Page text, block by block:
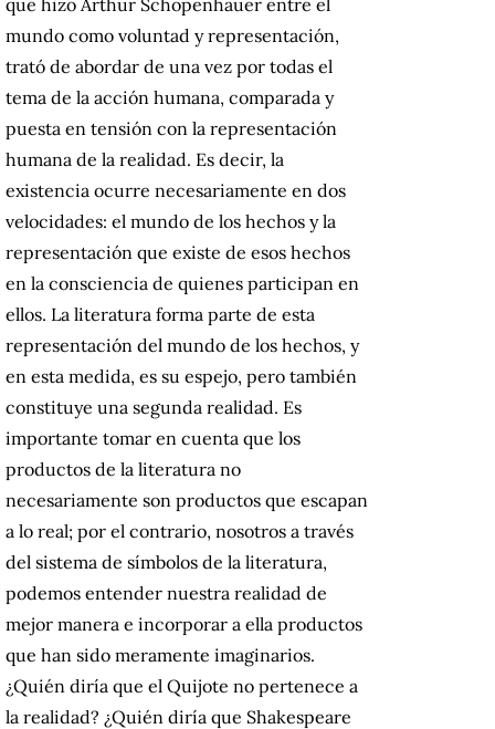
que hizo Arthur Schopenhauer entre el
mundo como voluntad y representación,
trató de abordar de una vez por todas el
tema de la acción humana, comparada y
puesta en tensión con la representación
humana de la realidad. Es decir, la
existencia ocurre necesariamente en dos
velocidades: el mundo de los hechos y la
representación que existe de esos hechos
en la consciencia de quienes participan en
ellos. La literatura forma parte de esta
representación del mundo de los hechos, y
en esta medida, es su espejo, pero también
constituye una segunda realidad. Es
importante tomar en cuenta que los
productos de la literatura no
necesariamente son productos que escapan
a lo real; por el contrario, nosotros a través
del sistema de símbolos de la literatura,
podemos entender nuestra realidad de
mejor manera e incorporar a ella productos
que han sido meramente imaginarios.
¿Quién diría que el Quijote no pertenece a
la realidad? ¿Quién diría que Shakespeare